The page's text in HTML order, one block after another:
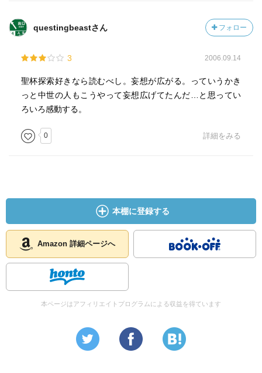
questingbeastさん フォロー
3 2006.09.14
聖杯探索好きなら読むべし。妄想が広がる。っていうかき
っと中世の人もこうやって妄想広げてたんだ…と思ってい
ろいろ感動する。
0 詳細をみる
本棚に登録する
Amazon 詳細ページへ
本ページはアフィリエイトプログラムによる収益を得ています